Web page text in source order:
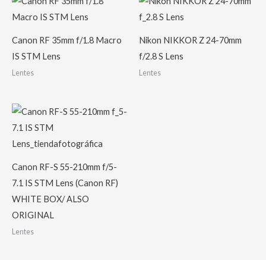
Canon RF 35mm f/1.8 Macro
IS STM Lens
Lentes
Nikon NIKKOR Z 24-70mm
f/2.8 S Lens
Lentes
Canon RF-S 55-210mm f/5-
7.1 IS STM Lens (Canon RF)
WHITE BOX/ ALSO
ORIGINAL
Lentes